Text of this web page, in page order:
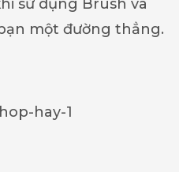
sử dụng Brush và
một đường thẳng.